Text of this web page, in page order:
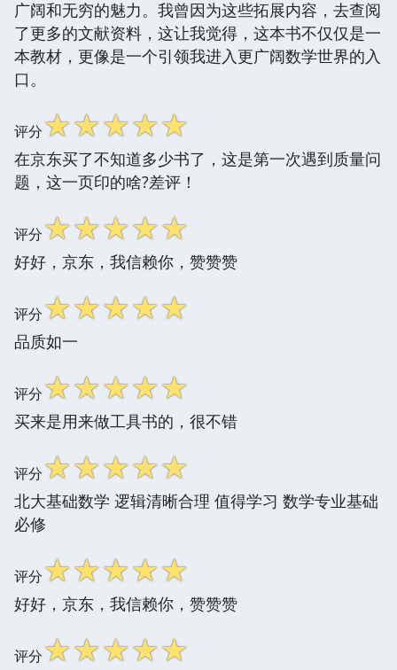
广阔和无穷的魅力。我曾因为这些拓展内容，去查阅
了更多的文献资料，这让我觉得，这本书不仅仅是一
本教材，更像是一个引领我进入更广阔数学世界的入
口。
评分☆☆☆☆☆
在京东买了不知道多少书了，这是第一次遇到质量问
题，这一页印的啥?差评！
评分☆☆☆☆☆
好好，京东，我信赖你，赞赞赞
评分☆☆☆☆☆
品质如一
评分☆☆☆☆☆
买来是用来做工具书的，很不错
评分☆☆☆☆☆
北大基础数学 逻辑清晰合理 值得学习 数学专业基础
必修
评分☆☆☆☆☆
好好，京东，我信赖你，赞赞赞
评分☆☆☆☆☆